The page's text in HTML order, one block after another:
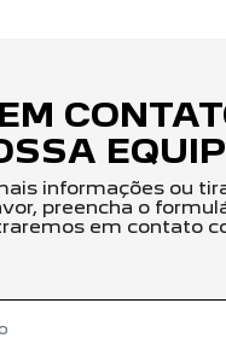
informações ou
preencha o
em contato